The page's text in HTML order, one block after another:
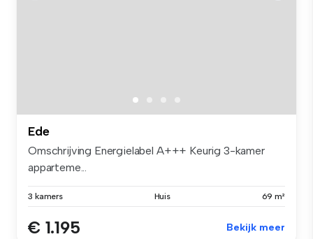
Ede
Omschrijving Energielabel A+++ Keurig 3-kamer
apparteme...
3 kamers Huis 69 m²
€ 1.195 Bekijk meer